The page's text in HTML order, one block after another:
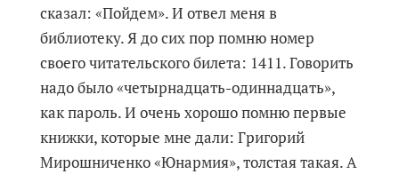
сказал: «Пойдем». И отвел меня в
библиотеку. Я до сих пор помню номер
своего читательского билета: 1411. Говорить
надо было «четырнадцать-одиннадцать»,
как пароль. И очень хорошо помню первые
книжки, которые мне дали: Григорий
Мирошниченко «Юнармия», толстая такая. А